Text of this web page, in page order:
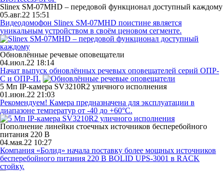
Slinex SM-07MHD – передовой функционал доступный каждому
05.авг.22 15:51
Видеодомофон Slinex SM-07MHD поистине является
уникальным устройством в своём ценовом сегменте.
Обновлённые речевые оповещатели
04.июл.22 18:14
Начат выпуск обновлённых речевых оповещателей серий ОПР-
С и ОПР-П.
5 Мп IP-камера SV3210R2 уличного исполнения
01.июн.22 21:03
Рекомендуем! Камера предназначена для эксплуатации в
диапазоне температур от -40 до +60°C.
Пополнение линейки стоечных источников бесперебойного
питания 220 В
04.мая.22 10:27
Компания «Болид» начала поставку более мощных источников
бесперебойного питания 220 В BOLID UPS-3001 в RACK
стойку.